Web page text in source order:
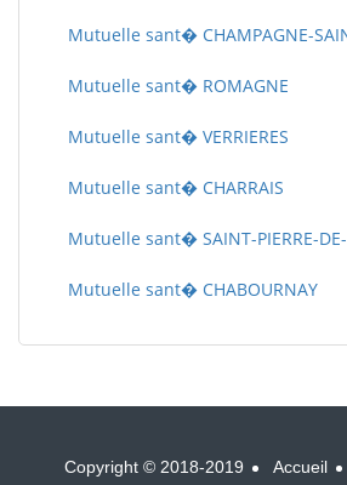
Mutuelle sant� CHAMPAGNE-
Mutuelle sant� ROMAGNE
Mutuelle sant� VERRIERES
Mutuelle sant� CHARRAIS
Mutuelle sant� SAINT-PIERRE-
Mutuelle sant� CHABOURNAY
Copyright © 2018-2019 Accueil